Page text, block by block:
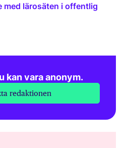
med lärosäten i offentlig
kan vara anonym.
redaktionen